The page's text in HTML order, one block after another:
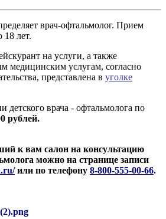
врач-офтальмолог. Прием
18 лет.
на услуги, а также
медицинским услугам, согласно
представлена в уголке
детского врача - офтальмолога по
рублей.
к вам салон на консультацию
можно на странице записи
или по телефону 8-800-555-00-66.